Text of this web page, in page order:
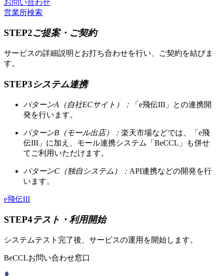
お問い合わせ
営業所検索
STEP2ご提案・ご契約
サービスの詳細説明とお打ち合わせを行い、ご契約を結びま
す。
STEP3 システム連携
パターンA（自社ECサイト）：
「e飛伝III」との連携開
発を行います。
パターンB（モール出店）： 楽天市場などでは、「e飛
伝III」に加え、モール連携システム「BeCCL」も併せ
てご利用いただけます。
パターンC（独自システム）： API連携などの開発を行
います。
e飛伝III
STEP4テスト・利用開始
システムテスト完了後、サービスの運用を開始します。
BeCCLお問い合わせ窓口